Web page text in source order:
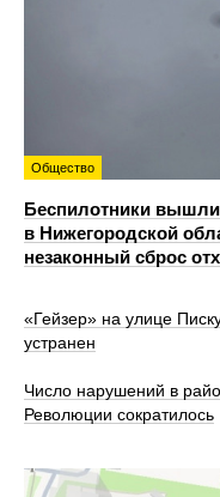
Общество
Беспилотники
в Нижегородской
незаконный сброс
«Гейзер» на улице
устранен
Число нарушений в
Революции сократилось